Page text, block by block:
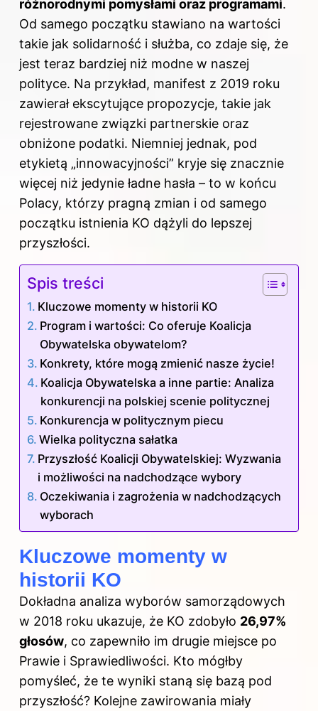
różnorodnymi pomysłami oraz programami.
Od samego początku stawiano na wartości
takie jak solidarność i służba, co zdaje się, że
jest teraz bardziej niż modne w naszej
polityce. Na przykład, manifest z 2019 roku
zawierał ekscytujące propozycje, takie jak
rejestrowane związki partnerskie oraz
obniżone podatki. Niemniej jednak, pod
etykietą „innowacyjności” kryje się znacznie
więcej niż jedynie ładne hasła – to w końcu
Polacy, którzy pragną zmian i od samego
początku istnienia KO dążyli do lepszej
przyszłości.
Spis treści
Kluczowe momenty w historii KO
Program i wartości: Co oferuje Koalicja
Obywatelska obywatelom?
Konkrety, które mogą zmienić nasze życie!
Koalicja Obywatelska a inne partie: Analiza
konkurencji na polskiej scenie politycznej
Konkurencja w politycznym piecu
Wielka polityczna sałatka
Przyszłość Koalicji Obywatelskiej: Wyzwania
i możliwości na nadchodzące wybory
Oczekiwania i zagrożenia w nadchodzących
wyborach
Kluczowe momenty w
historii KO
Dokładna analiza wyborów samorządowych
w 2018 roku ukazuje, że KO zdobyło 26,97%
głosów, co zapewniło im drugie miejsce po
Prawie i Sprawiedliwości. Kto mógłby
pomyśleć, że te wyniki staną się bazą pod
przyszłość? Kolejne zawirowania miały